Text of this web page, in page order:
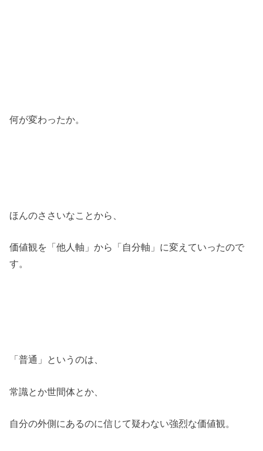
何が変わったか。
ほんのささいなことから、
価値観を「他人軸」から「自分軸」に変えていったので
す。
「普通」というのは、
常識とか世間体とか、
自分の外側にあるのに信じて疑わない強烈な価値観。